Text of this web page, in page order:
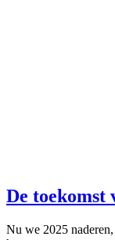
De toekomst
Nu we 2025